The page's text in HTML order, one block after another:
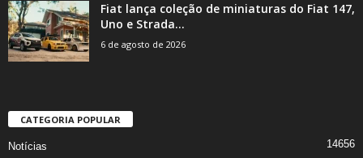
Fiat lança coleção de miniaturas do Fiat 147,
Uno e Strada...
6 de agosto de 2026
CATEGORIA POPULAR
Notícias 14656